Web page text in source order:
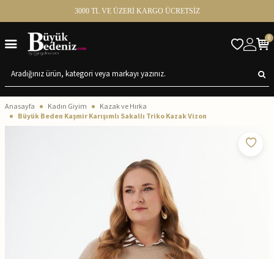
3000 TL VE ÜZERİ KARGO ÜCRETSİZ
0
Anasayfa Kadın Giyim
Kazak ve Hırka
Büyük Beden Kaşmir Karışımlı Sakallı Triko Kazak Vizon